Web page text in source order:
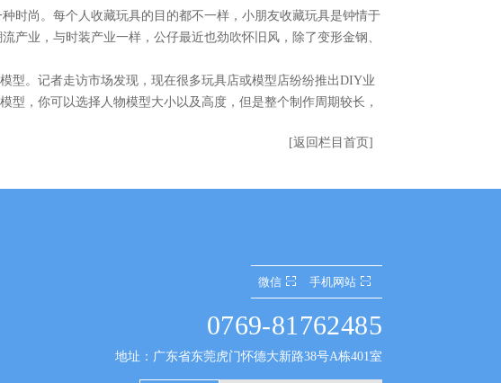
时尚。每个人收藏玩具的目的都不一样，小朋友收藏玩具是钟情于
产业，与时装产业一样，公仔最近也劲吹怀旧风，除了变形金钢、
型。记者走访市场发现，现在很多玩具店或模型店纷纷推出DIY业
，你可以选择人物模型大小以及高度，但是整个制作周期较长，
[返回栏目首页]
微信 手机网站
0769-81762485
地址：广东省东莞虎门怀德大新路38号A栋401室